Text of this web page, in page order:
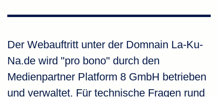
Der Webauftritt unter der Domnain La-Ku-
Na.de wird "pro bono" durch den
Medienpartner Platform 8 GmbH betrieben
und verwaltet. Für technische Fragen rund